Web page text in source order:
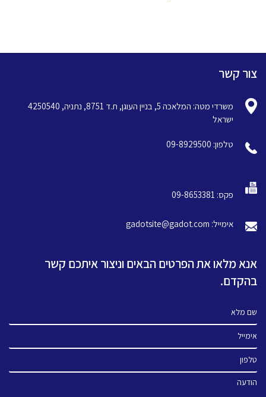
צור קשר
משרדי מטה: המלאכה 5, בניין העוגן, ת.ד 8751, נתניה, 4250540
ישראל
טלפון: 09-8929500
פקס: 09-8653381
אימייל: gadotsite@gadot.com
אנא מלאו את הפרטים הבאים וניצור איתכם קשר
בהקדם.
שם מלא
אימייל
טלפון
הודעה